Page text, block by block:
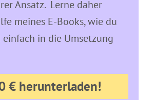
Ansatz. Lerne daher
meines E-Books, wie du
in die Umsetzung
€ herunterladen!